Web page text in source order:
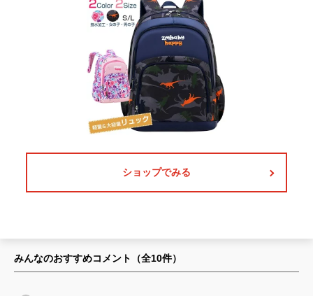
ショップでみる
みんなのおすすめコメント（全10件）